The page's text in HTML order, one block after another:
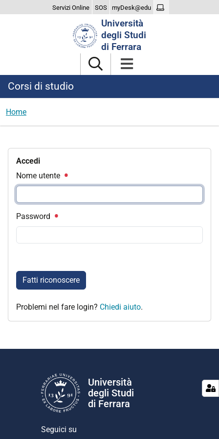
Servizi Online SOS myDesk@edu
Università
degli Studi
di Ferrara
Corsi di studio
Home
Accedi
Nome utente
Password
Fatti riconoscere
Problemi nel fare login? Chiedi aiuto.
Università
degli Studi
di Ferrara
Seguici su